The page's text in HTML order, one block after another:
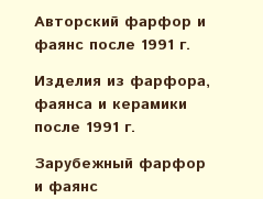
Авторский фарфор и
фаянс после 1991 г.
Изделия из фарфора,
фаянса и керамики
после 1991 г.
Зарубежный фарфор
и фаянс